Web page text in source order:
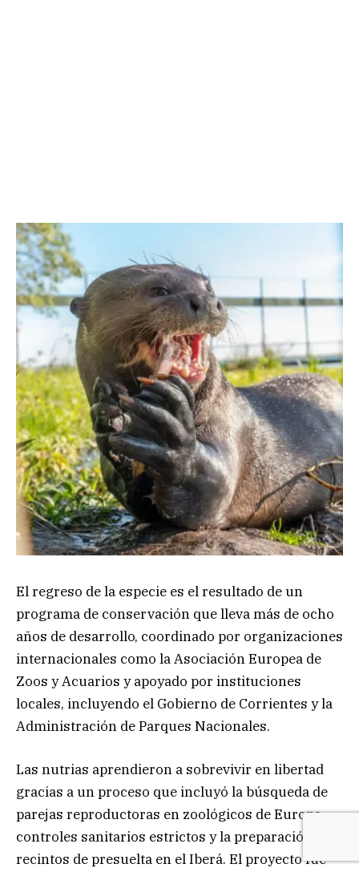
El regreso de la especie es el resultado de un
programa de conservación que lleva más de ocho
años de desarrollo, coordinado por organizaciones
internacionales como la Asociación Europea de
Zoos y Acuarios y apoyado por instituciones
locales, incluyendo el Gobierno de Corrientes y la
Administración de Parques Nacionales.
Las nutrias aprendieron a sobrevivir en libertad
gracias a un proceso que incluyó la búsqueda de
parejas reproductoras en zoológicos de Europa,
controles sanitarios estrictos y la preparación en
recintos de presuelta en el Iberá. El proyecto fue